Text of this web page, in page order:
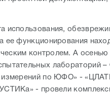
использования,
ее функционирования
контролем. А осенью
лабораторий
измерений по ЮФО» -
- провели